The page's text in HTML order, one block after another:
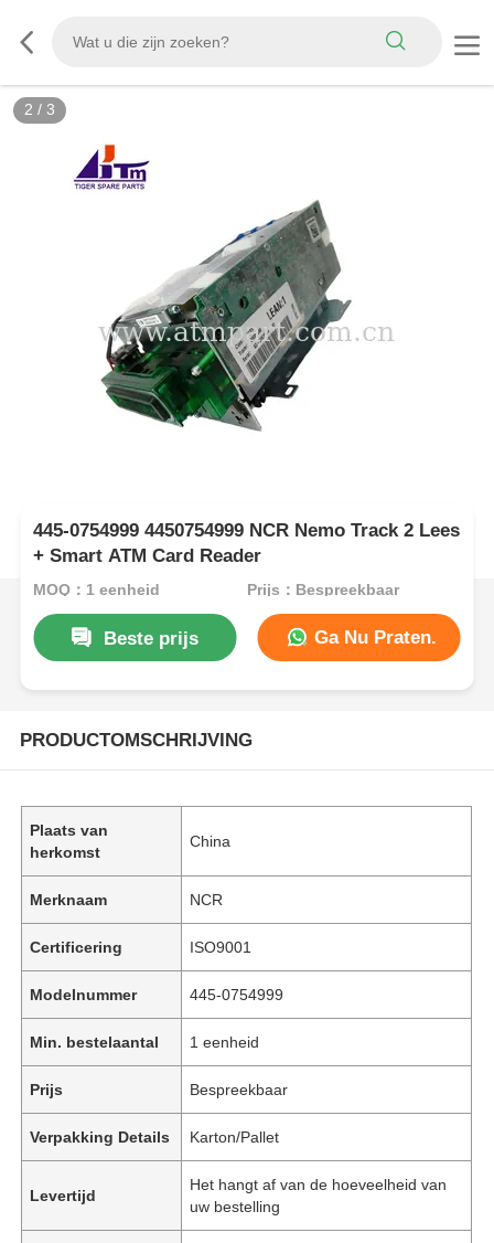
2 / 3
445-0754999 4450754999 NCR Nemo Track 2 Lees
+ Smart ATM Card Reader
MOQ：1 eenheid Prijs：Bespreekbaar
Beste prijs Ga Nu Praten.
PRODUCTOMSCHRIJVING
Plaats van
herkomst
China
Merknaam NCR
Certificering ISO9001
Modelnummer 445-0754999
Min. bestelaantal 1 eenheid
Prijs Bespreekbaar
Verpakking Details Karton/Pallet
Levertijd
Het hangt af van de hoeveelheid van
uw bestelling